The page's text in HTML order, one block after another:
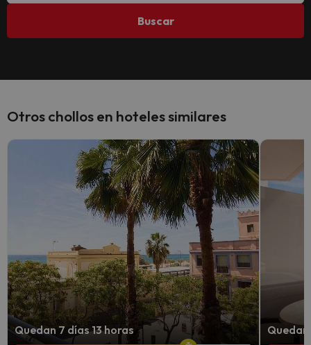
Buscar
Otros chollos en hoteles similares
Quedan 7 días 13 horas Quedan